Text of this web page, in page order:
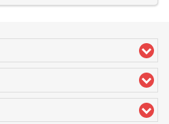
contents
contents